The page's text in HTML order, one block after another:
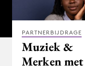
PARTNERBIJDRAGE
Muziek &
Merken met